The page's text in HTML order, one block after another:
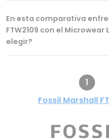
En esta comparativa
FTW2109 con el Microwear
elegir?
1
Fossil Marshall